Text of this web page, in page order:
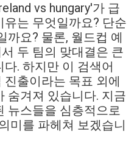
데이비스 감독은 원정 경기
것이 중요하다고 강조했습니
vs hungary'가 급
는 무엇일까요? 단순
까요? 물론, 월드컵 예
두 팀의 맞대결은 큰
. 하지만 이 검색어
출이라는 목표 외에
숨겨져 있습니다. 지금
뉴스들을 심층적으로
미를 파헤쳐 보겠습니